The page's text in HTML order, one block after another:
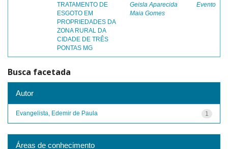
TRATAMENTO DE
ESGOTO EM
PROPRIEDADES DA
ZONA RURAL DA
CIDADE DE TRÊS
PONTAS MG
Geisla Aparecida
Maia Gomes
Evento
Busca facetada
Autor
1
Evangelista, Edemir de Paula
Áreas de conhecimento